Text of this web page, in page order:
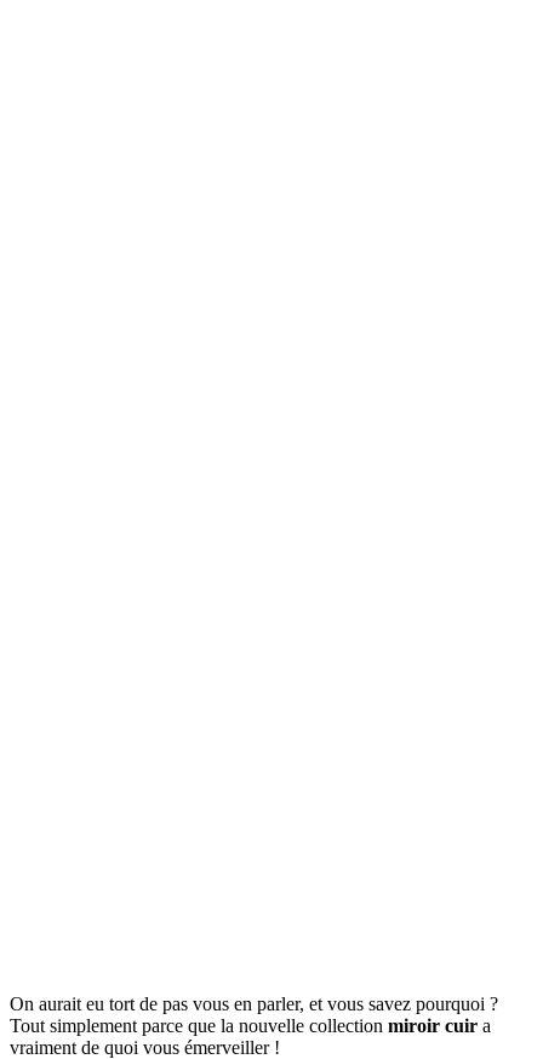
On aurait eu tort de pas vous en parler, et vous savez pourquoi ?
Tout simplement parce que la nouvelle collection miroir cuir a
vraiment de quoi vous émerveiller !